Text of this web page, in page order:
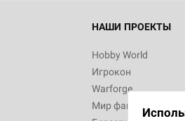
НАШИ ПРОЕКТЫ
Hobby World
Игрокон
Warforge
Мир фантастики
Ужас